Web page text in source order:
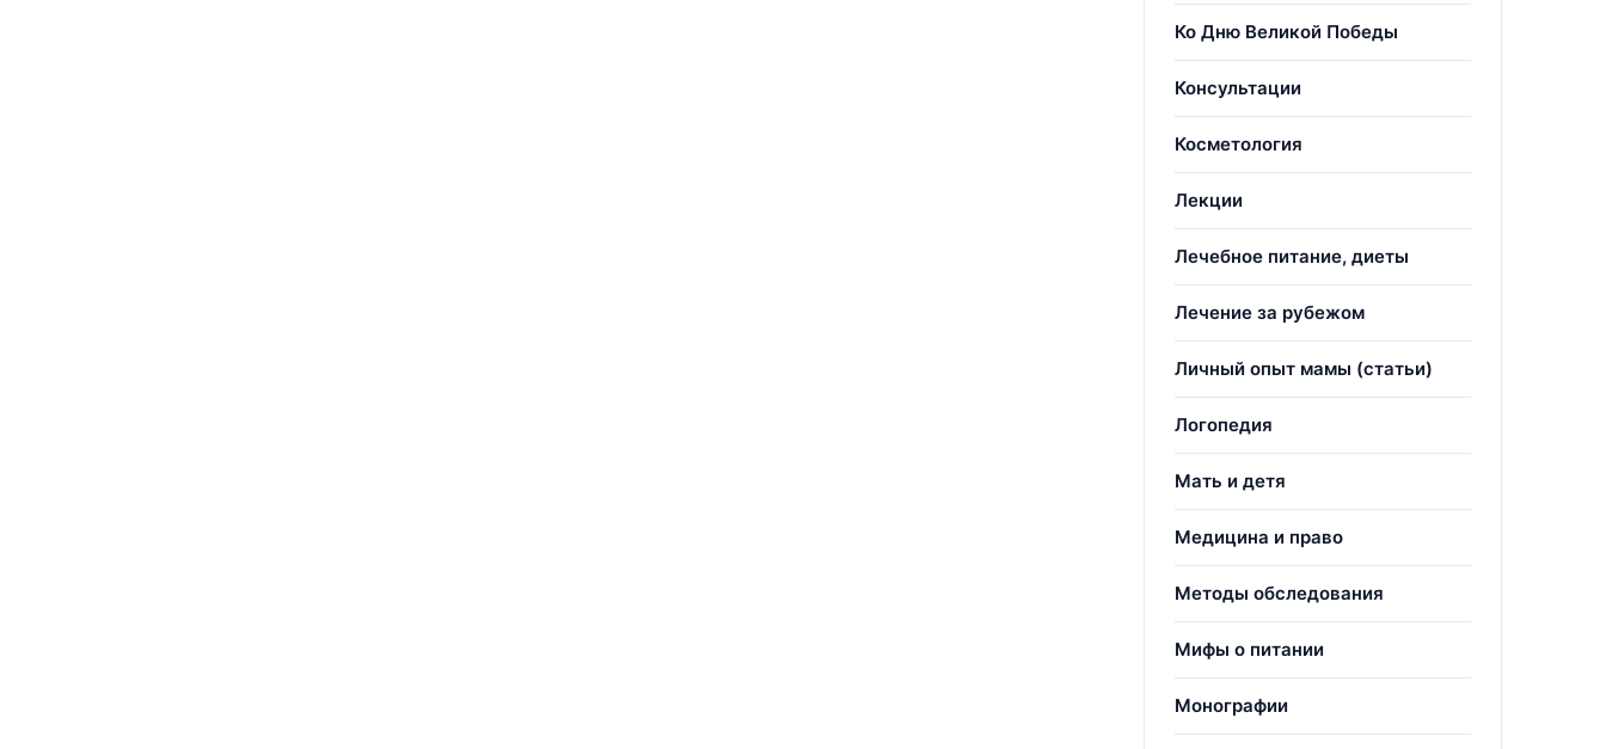
Ко Дню Великой Победы
Консультации
Косметология
Лекции
Лечебное питание, диеты
Лечение за рубежом
Личный опыт мамы (статьи)
Логопедия
Мать и детя
Медицина и право
Методы обследования
Мифы о питании
Монографии